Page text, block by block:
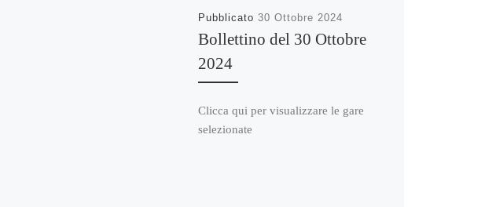
Pubblicato 30 Ottobre 2024
Bollettino del 30 Ottobre
2024
Clicca qui per visualizzare le gare
selezionate